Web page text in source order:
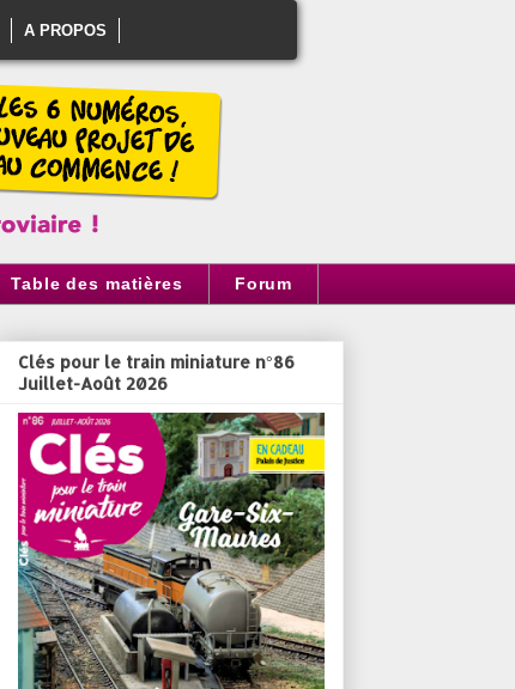
A PROPOS
Table des matières Forum
Clés pour le train miniature n°86
Juillet-Août 2026